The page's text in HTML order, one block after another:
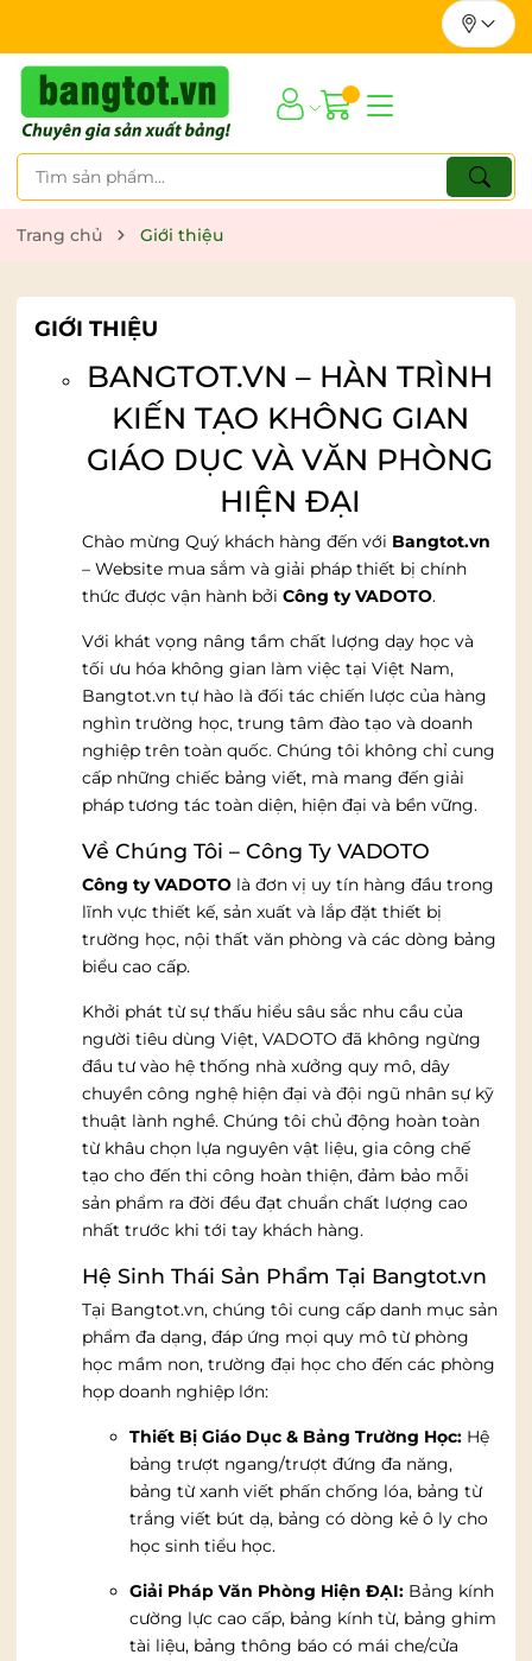
Trang chủ Giới thiệu
GIỚI THIỆU
BANGTOT.VN – HÀN TRÌNH
KIẾN TẠO KHÔNG GIAN
GIÁO DỤC VÀ VĂN PHÒNG
HIỆN ĐẠI
Chào mừng Quý khách hàng đến với Bangtot.vn
– Website mua sắm và giải pháp thiết bị chính
thức được vận hành bởi Công ty VADOTO.
Với khát vọng nâng tầm chất lượng dạy học và
tối ưu hóa không gian làm việc tại Việt Nam,
Bangtot.vn tự hào là đối tác chiến lược của hàng
nghìn trường học, trung tâm đào tạo và doanh
nghiệp trên toàn quốc. Chúng tôi không chỉ cung
cấp những chiếc bảng viết, mà mang đến giải
pháp tương tác toàn diện, hiện đại và bền vững.
Về Chúng Tôi – Công Ty VADOTO
Công ty VADOTO là đơn vị uy tín hàng đầu trong
lĩnh vực thiết kế, sản xuất và lắp đặt thiết bị
trường học, nội thất văn phòng và các dòng bảng
biểu cao cấp.
Khởi phát từ sự thấu hiểu sâu sắc nhu cầu của
người tiêu dùng Việt, VADOTO đã không ngừng
đầu tư vào hệ thống nhà xưởng quy mô, dây
chuyền công nghệ hiện đại và đội ngũ nhân sự kỹ
thuật lành nghề. Chúng tôi chủ động hoàn toàn
từ khâu chọn lựa nguyên vật liệu, gia công chế
tạo cho đến thi công hoàn thiện, đảm bảo mỗi
sản phẩm ra đời đều đạt chuẩn chất lượng cao
nhất trước khi tới tay khách hàng.
Hệ Sinh Thái Sản Phẩm Tại Bangtot.vn
Tại Bangtot.vn, chúng tôi cung cấp danh mục sản
phẩm đa dạng, đáp ứng mọi quy mô từ phòng
học mầm non, trường đại học cho đến các phòng
họp doanh nghiệp lớn:
Thiết Bị Giáo Dục & Bảng Trường Học: Hệ
bảng trượt ngang/trượt đứng đa năng,
bảng từ xanh viết phấn chống lóa, bảng từ
trắng viết bút dạ, bảng có dòng kẻ ô ly cho
học sinh tiểu học.
Giải Pháp Văn Phòng Hiện ĐẠI: Bảng kính
cường lực cao cấp, bảng kính từ, bảng ghim
tài liệu, bảng thông báo có mái che/cửa